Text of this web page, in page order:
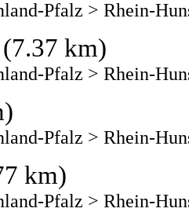
Pfalz > Rhein-
(7.37 km)
Pfalz > Rhein-
Pfalz > Rhein-
km)
Pfalz > Rhein-